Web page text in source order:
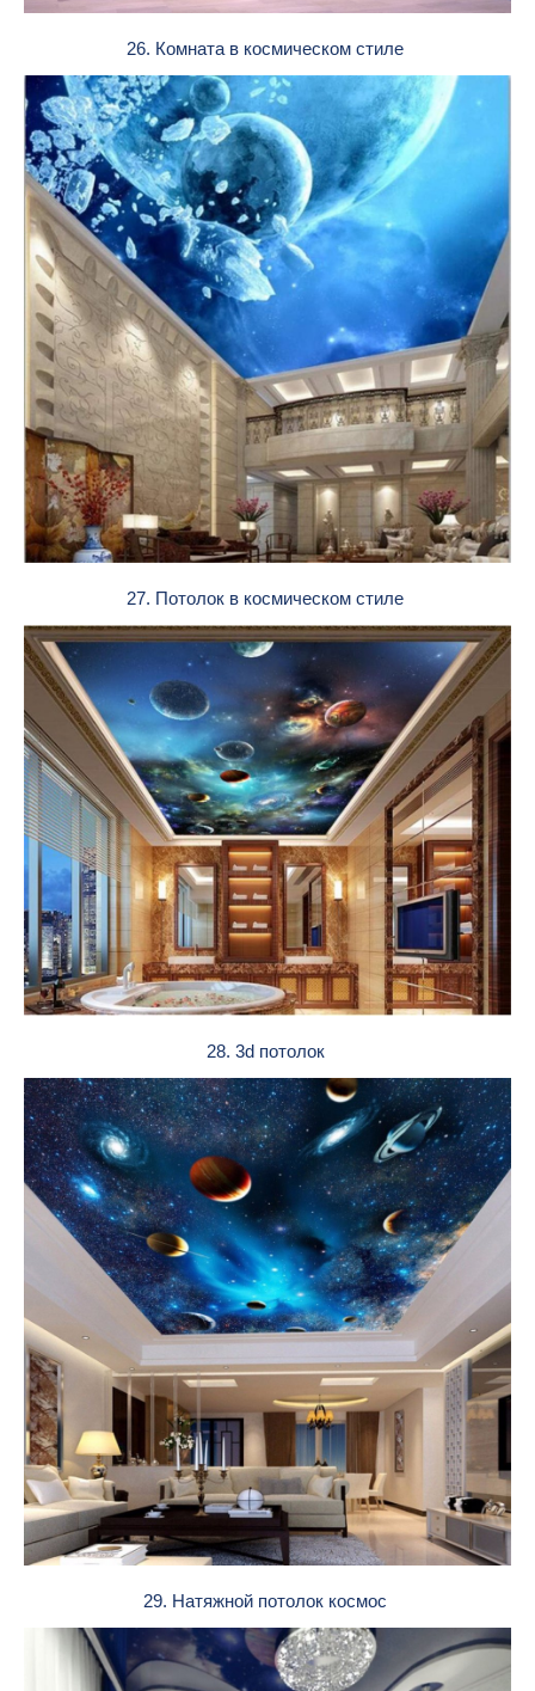
26. Комната в космическом стиле
27. Потолок в космическом стиле
28. 3d потолок
29. Натяжной потолок космос